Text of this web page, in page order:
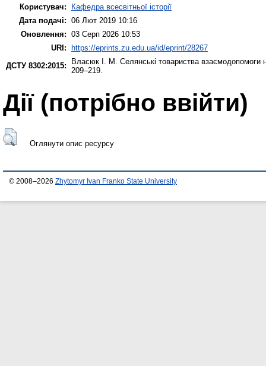
Користувач:
Кафедра всесвітньої історії
Дата подачі: 06 Лют 2019 10:16
Оновлення: 03 Серп 2026 10:53
URI: https://eprints.zu.edu.ua/id/eprint/28267
ДСТУ 8302:2015:
Власюк І. М. Селянські товариства
209–219.
Дії ​​(потрібно ввійти)
Оглянути опис ресурсу
© 2008–2026 Zhytomyr Ivan Franko State University